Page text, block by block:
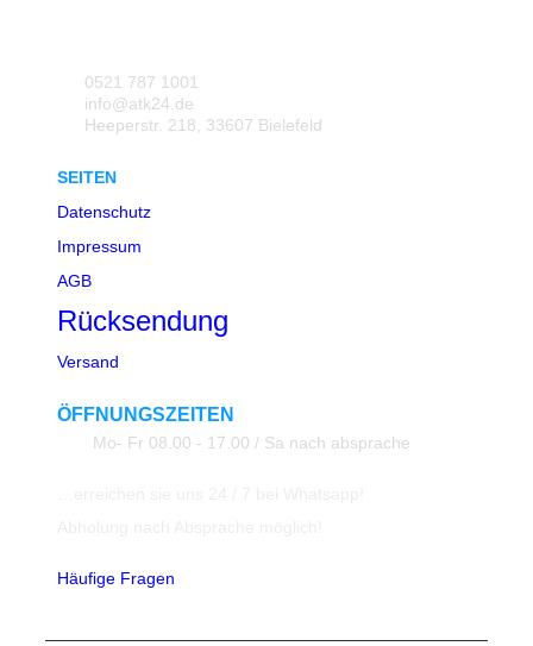
0521 787 1001
info@atk24.de
Heeperstr. 218, 33607 Bielefeld
SEITEN
Datenschutz
Impressum
AGB
Rücksendung
Versand
ÖFFNUNGSZEITEN
Mo- Fr 08.00 - 17.00 / Sa nach absprache
Häufige Fragen